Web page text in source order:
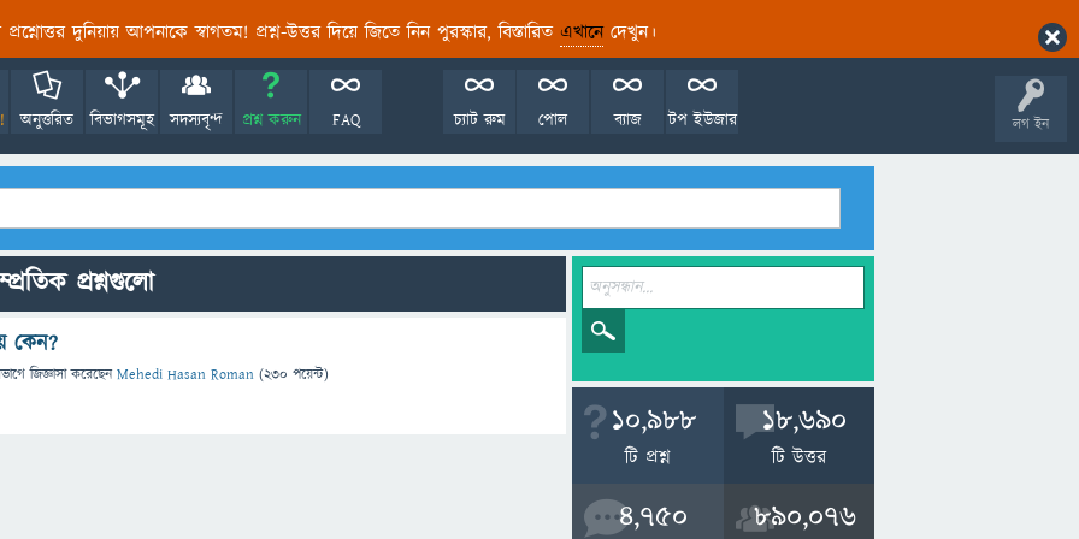
প্রশ্নোত্তর দুনিয়ায় আপনাকে স্বাগতম! প্রশ্ন-উত্তর দিয়ে জিতে নিন পুরস্কার, বিস্তারিত এখানেদেখুন।
লগ ইন
অনুত্তরিত বিভাগসমূহ সদস্যবৃন্দ প্রশ্ন করুন FAQ টপ ইউজার
ব্যাজ
পোল
চ্যাট রুম
প্রশ্নগুলো
কেন?
জিজ্ঞাসাকরেছেনMehedi Hasan Roman (230 পয়েন্ট)
10,988
টি প্রশ্ন
18,690
টি উত্তর
4,750 890,076